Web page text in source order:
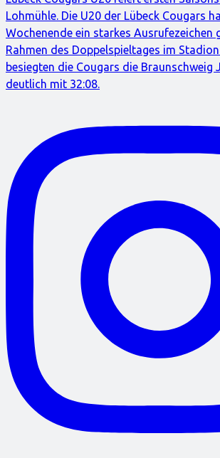
Lohmühle. Die U20 der Lübeck Cougars
Wochenende ein starkes Ausrufezeichen
Rahmen des Doppelspieltages im
besiegten die Cougars die Braunschweig
deutlich mit 32:08.